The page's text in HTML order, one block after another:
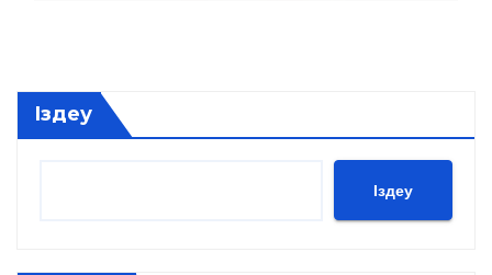
Іздеу
Іздеу